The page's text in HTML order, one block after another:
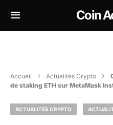
Coin
Accueil Actualités Crypto
de staking ETH sur MetaMask
ACTUALITÉS CRYPTO